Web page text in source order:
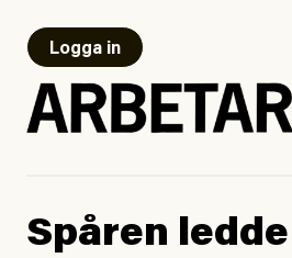
Logga in
Spåren